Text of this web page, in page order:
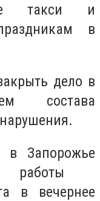
такси и
в
дело в
состава
в Запорожье
в вечернее